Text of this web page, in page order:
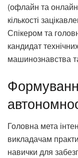
(офлайн та
кількості
Спікером та
кандидат
машинознавства
Головна мета
викладачам
навички для